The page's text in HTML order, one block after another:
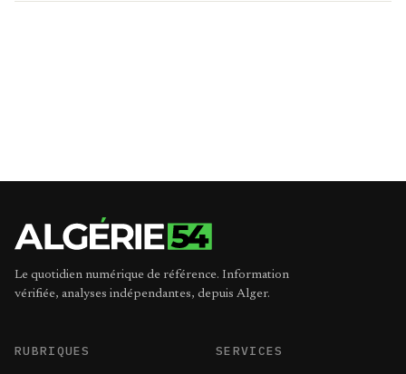
Le quotidien numérique de référence. Information
vérifiée, analyses indépendantes, depuis Alger.
RUBRIQUES SERVICES